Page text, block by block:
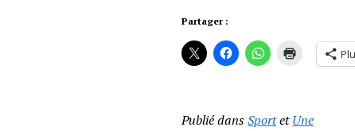
Partager :
Publié dansSportetUne